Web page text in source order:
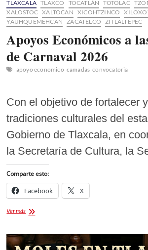
TLAXCALA TLAXCO TOCATLÁN TOTOLAC
XALOSTOC XALTOCAN XICOHTZINCO
YAUHQUEMEHCAN
ZACATELCO ZITLALTEPEC
Apoyos Económicos a
de Carnaval 2026
apoyo economico camadas convocatoria
Con el objetivo de fortalecer
tradiciones culturales del
Gobierno de Tlaxcala, en
la Secretaría de Cultura, la
Comparte esto:
Facebook X
Ver másApoyos
Camadas